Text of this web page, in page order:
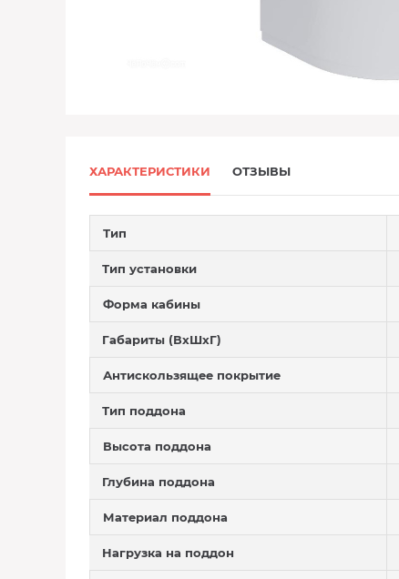
ХАРАКТЕРИСТИКИ ОТЗЫВЫ
Тип
Тип установки
Форма кабины
Габариты (ВхШхГ)
Антискользящее покрытие
Тип поддона
Высота поддона
Глубина поддона
Материал поддона
Нагрузка на поддон